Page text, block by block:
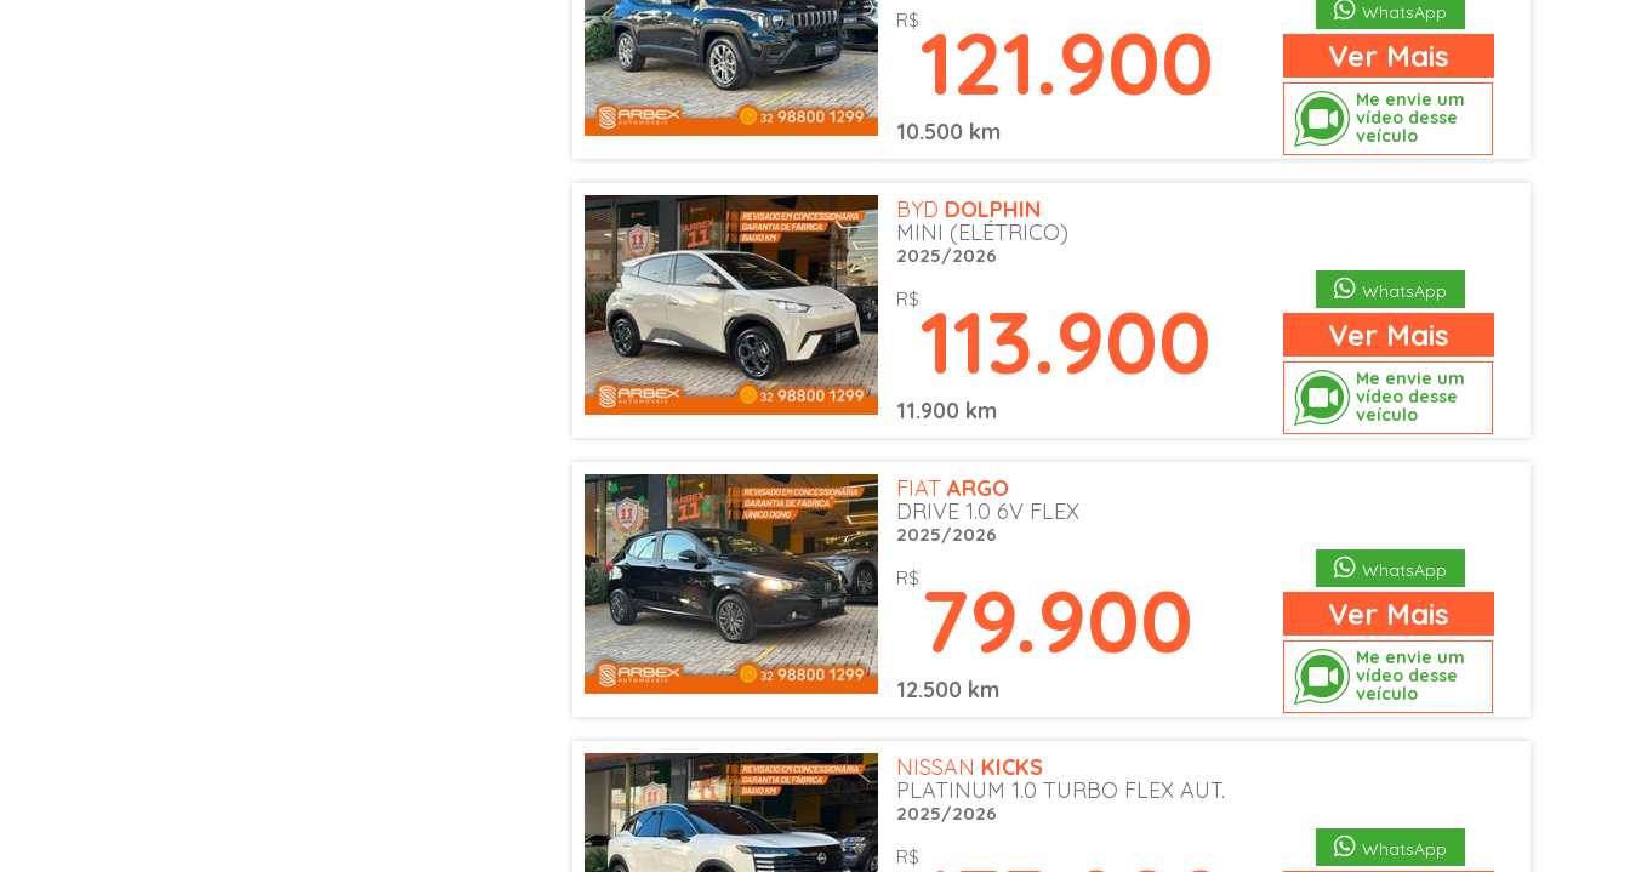
Me envie um
vídeo desse
veículo
R$121.900 WhatsApp
Ver Mais
10.500 km
Me envie um
vídeo desse
veículo
BYD DOLPHIN
MINI (ELÉTRICO)
2025/2026
R$113.900 WhatsApp
Ver Mais
11.900 km
Me envie um
vídeo desse
veículo
FIAT ARGO
DRIVE 1.0 6V FLEX
2025/2026
R$ 79.900 WhatsApp
Ver Mais
12.500 km
NISSAN KICKS
PLATINUM 1.0 TURBO FLEX AUT.
2025/2026
R$
WhatsApp